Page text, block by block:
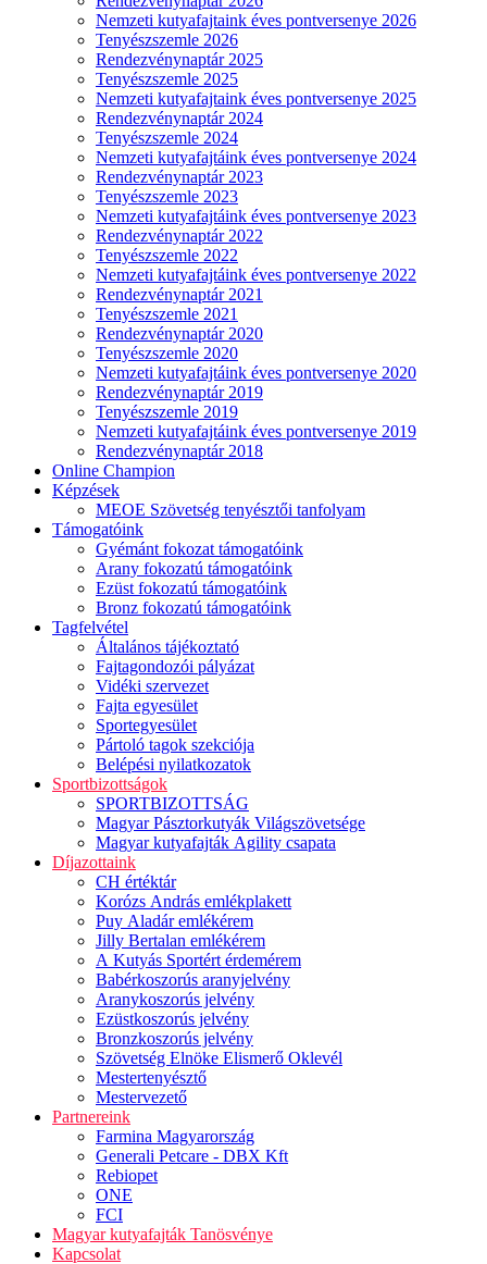
Nemzeti kutyafajtaink éves pontversenye 2026
Tenyészszemle 2026
Rendezvénynaptár 2025
Tenyészszemle 2025
Nemzeti kutyafajtaink éves pontversenye 2025
Rendezvénynaptár 2024
Tenyészszemle 2024
Nemzeti kutyafajtáink éves pontversenye 2024
Rendezvénynaptár 2023
Tenyészszemle 2023
Nemzeti kutyafajtáink éves pontversenye 2023
Rendezvénynaptár 2022
Tenyészszemle 2022
Nemzeti kutyafajtáink éves pontversenye 2022
Rendezvénynaptár 2021
Tenyészszemle 2021
Rendezvénynaptár 2020
Tenyészszemle 2020
Nemzeti kutyafajtáink éves pontversenye 2020
Rendezvénynaptár 2019
Tenyészszemle 2019
Nemzeti kutyafajtáink éves pontversenye 2019
Rendezvénynaptár 2018
Online Champion
Képzések
MEOE Szövetség tenyésztői tanfolyam
Támogatóink
Gyémánt fokozat támogatóink
Arany fokozatú támogatóink
Ezüst fokozatú támogatóink
Bronz fokozatú támogatóink
Tagfelvétel
Általános tájékoztató
Fajtagondozói pályázat
Vidéki szervezet
Fajta egyesület
Sportegyesület
Pártoló tagok szekciója
Belépési nyilatkozatok
Sportbizottságok
SPORTBIZOTTSÁG
Magyar Pásztorkutyák Világszövetsége
Magyar kutyafajták Agility csapata
Díjazottaink
CH értéktár
Korózs András emlékplakett
Puy Aladár emlékérem
Jilly Bertalan emlékérem
A Kutyás Sportért érdemérem
Babérkoszorús aranyjelvény
Aranykoszorús jelvény
Ezüstkoszorús jelvény
Bronzkoszorús jelvény
Szövetség Elnöke Elismerő Oklevél
Mestertenyésztő
Mestervezető
Partnereink
Farmina Magyarország
Generali Petcare - DBX Kft
Rebiopet
ONE
FCI
Magyar kutyafajták Tanösvénye
Kapcsolat